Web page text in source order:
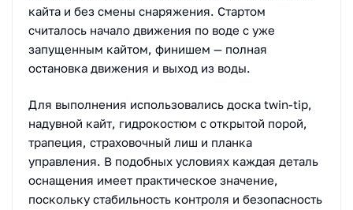
кайта и без смены снаряжения. Стартом
считалось начало движения по воде с уже
запущенным кайтом, финишем — полная
остановка движения и выход из воды.
Для выполнения использовались доска twin-tip,
надувной кайт, гидрокостюм с открытой порой,
трапеция, страховочный лиш и планка
управления. В подобных условиях каждая деталь
оснащения имеет практическое значение,
поскольку стабильность контроля и безопасность